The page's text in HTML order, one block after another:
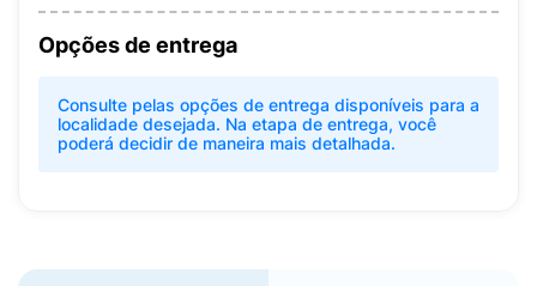
Opções de entrega
Consulte pelas opções de entrega disponíveis para a
localidade desejada. Na etapa de entrega, você
poderá decidir de maneira mais detalhada.